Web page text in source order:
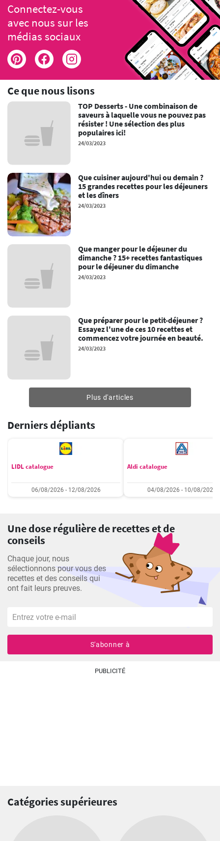
Connectez-vous
avec nous sur les
médias sociaux
Ce que nous lisons
TOP Desserts - Une combinaison de
saveurs à laquelle vous ne pouvez pas
résister ! Une sélection des plus
populaires ici!
24/03/2023
Que cuisiner aujourd'hui ou demain ?
15 grandes recettes pour les déjeuners
et les dîners
24/03/2023
Que manger pour le déjeuner du
dimanche ? 15+ recettes fantastiques
pour le déjeuner du dimanche
24/03/2023
Que préparer pour le petit-déjeuner ?
Essayez l'une de ces 10 recettes et
commencez votre journée en beauté.
24/03/2023
Plus d'articles
Derniers dépliants
LIDL catalogue
06/08/2026 - 12/08/2026
Aldi catalogue
04/08/2026 - 10/08/2026
Une dose régulière de recettes et de
conseils
Chaque jour, nous
sélectionnons pour vous des
recettes et des conseils qui
ont fait leurs preuves.
S'abonner à
PUBLICITÉ
Catégories supérieures